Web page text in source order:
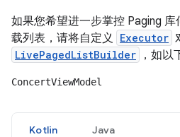
如果您希望进一步掌控 Paging
载列表，请将自定义 Executor
LivePagedListBuilder ，如以
ConcertViewModel
Kotlin Java